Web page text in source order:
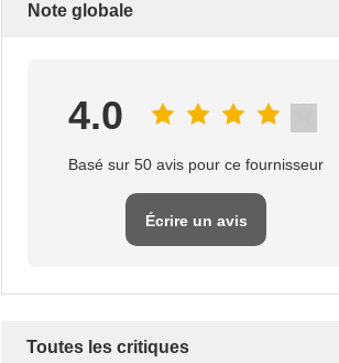
Note globale
4.0
Basé sur 50 avis pour ce fournisseur
Écrire un avis
Toutes les critiques